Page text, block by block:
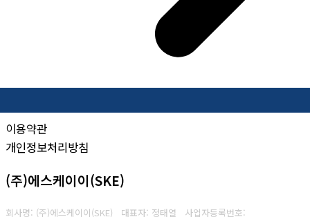
이용약관
개인정보처리방침
(주)에스케이이(SKE)
회사명: (주)에스케이이(SKE) 대표자: 정태열 사업자등록번호: